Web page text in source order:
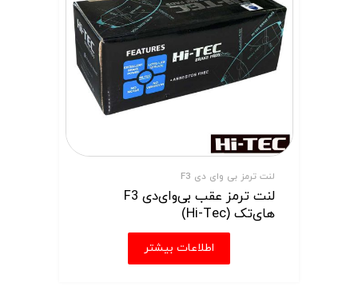
لنت ترمز بی وای دی F3
لنت ترمز عقب بی‌وای‌دی F3
های‌تک (Hi-Tec)
اطلاعات بیشتر